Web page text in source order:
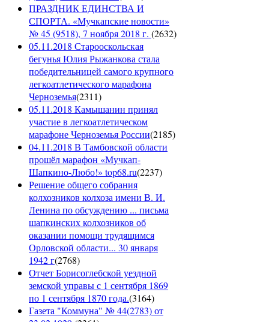
ПРАЗДНИК ЕДИНСТВА И
СПОРТА. «Мучкапские новости»
№ 45 (9518), 7 ноября 2018 г. (2632)
05.11.2018 Старооскольская
бегунья Юлия Рыжанкова стала
победительницей самого крупного
легкоатлетического марафона
Черноземья(2311)
05.11.2018 Камышанин принял
участие в легкоатлетическом
марафоне Черноземья России(2185)
04.11.2018 В Тамбовской области
прошёл марафон «Мучкап-
Шапкино-Любо!» top68.ru(2237)
Решение общего собрания
колхозников колхоза имени В. И.
Ленина по обсуждению ... письма
шапкинских колхозников об
оказании помощи трудящимся
Орловской области... 30 января
1942 г(2768)
Отчет Борисоглебской уездной
земской управы с 1 сентября 1869
по 1 сентября 1870 года.(3164)
Газета "Коммуна" № 44(2783) от